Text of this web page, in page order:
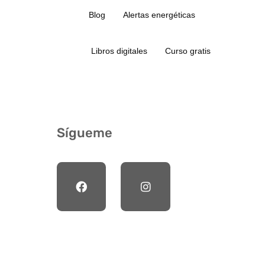
Blog Alertas energéticas
Libros digitales Curso gratis
Sígueme